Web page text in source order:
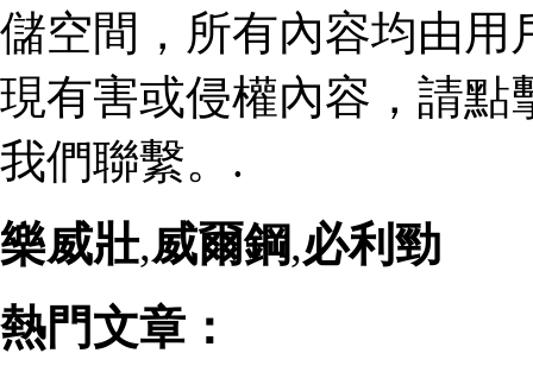
儲空間，所有內容均由用
現有害或侵權內容，請點
我們聯繫。.
樂威壯,威爾鋼,必利勁
熱門文章：